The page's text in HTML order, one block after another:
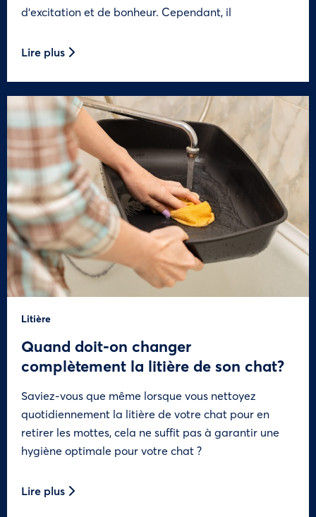
d’excitation et de bonheur. Cependant, il
Lire plus
Litière
Quand doit-on changer
complètement la litière de son chat?
Saviez-vous que même lorsque vous nettoyez
quotidiennement la litière de votre chat pour en
retirer les mottes, cela ne suffit pas à garantir une
hygiène optimale pour votre chat ?
Lire plus